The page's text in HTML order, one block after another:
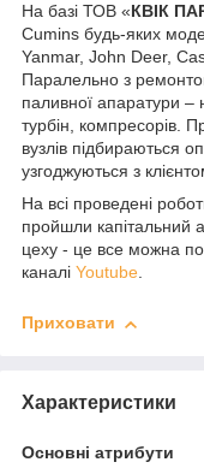
На базі ТОВ «КВІК
Cumins будь-яких
Yanmar, John Deer,
Паралельно з
паливної апаратури –
турбін, компресорів.
вузлів підбираються
узгоджуються з
На всі проведені
пройшли капітальний
цеху - це все можна
каналі Youtube.
Приховати
Характеристики
Основні атрибути